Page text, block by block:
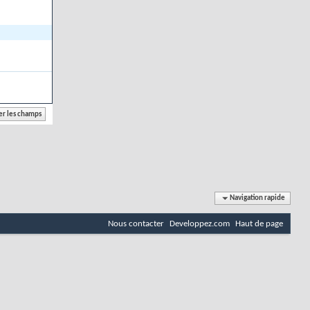
Navigation rapide
Nous contacter Developpez.com Haut de page